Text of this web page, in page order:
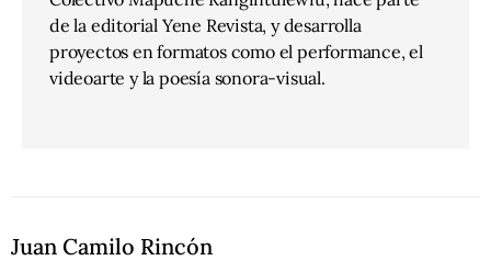
de la editorial Yene Revista, y desarrolla
proyectos en formatos como el performance, el
videoarte y la poesía sonora-visual.
Juan Camilo Rincón